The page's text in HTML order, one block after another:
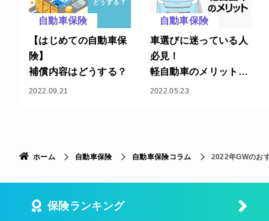
自動車保険
【はじめての自動車保
険】
補償内容はどうする？
2022.09.21
自動車保険
車選びに迷っている人
必見！
軽自動車のメリットを
語ります！
2022.05.23
ホーム 自動車保険 自動車保険コラム 2022年GWのお
保険ランキング